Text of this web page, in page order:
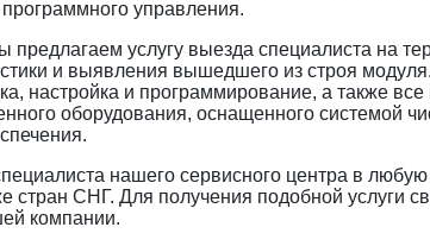
управления.
предлагаем услугу выезда специалиста на
и выявления вышедшего из строя
настройка и программирование, а также
оборудования, оснащенного системой
нашего сервисного центра в любую
стран СНГ. Для получения подобной услуги
компании.